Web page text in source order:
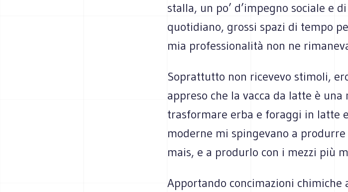
stalla, un po’ d’impegno sociale e
quotidiano, grossi spazi di tempo
mia professionalità non ne
Soprattutto non ricevevo stimoli,
appreso che la vacca da latte è una
trasformare erba e foraggi in latte
moderne mi spingevano a
mais, e a produrlo con i mezzi più
Apportando concimazioni